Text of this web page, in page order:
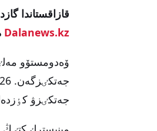
قازاقستاندا گازداندىرۋ دەڭگەيٸن
Dalanews.kz
جەتكٸزۋ